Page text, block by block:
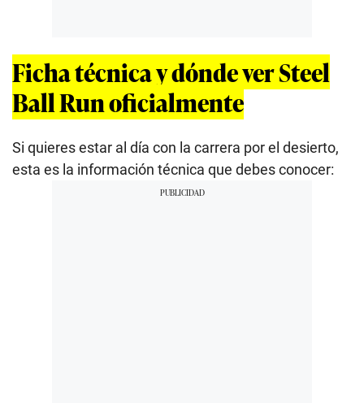
Ficha técnica y dónde ver Steel
Ball Run oficialmente
Si quieres estar al día con la carrera por el desierto,
esta es la información técnica que debes conocer: